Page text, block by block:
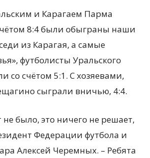
и Карагаем Парма
8:4 были обыграны наши
из Карагая, а самые
футболисты Уральского
со счётом 5:1. С хозяевами,
сыграли вничью, 4:4.
не было, это ничего не решает,
Федерации футбола и
Алексей Черемных. – Ребята